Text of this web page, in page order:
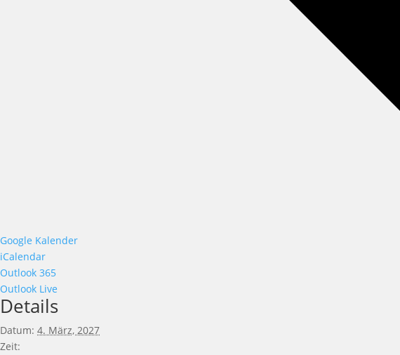
Google Kalender
iCalendar
Outlook 365
Outlook Live
Details
Datum: 4. März, 2027
Zeit: